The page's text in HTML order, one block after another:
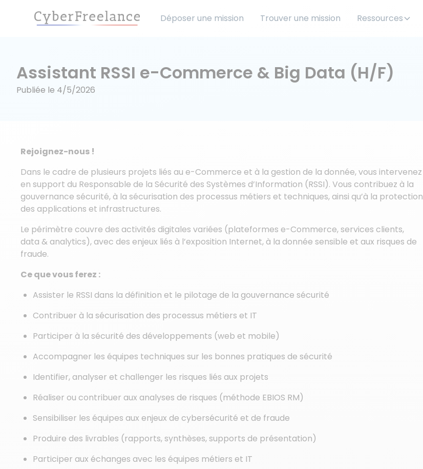
Déposer une mission Trouver une mission Ressources
Assistant RSSI e-Commerce & Big Data (H/F)
Publiée le 4/5/2026
Rejoignez-nous !
Dans le cadre de plusieurs projets liés au e-Commerce et à la gestion de la donnée, vous intervenez
en support du Responsable de la Sécurité des Systèmes d’Information (RSSI). Vous contribuez à la
gouvernance sécurité, à la sécurisation des processus métiers et techniques, ainsi qu’à la protection
des applications et infrastructures.
Le périmètre couvre des activités digitales variées (plateformes e-Commerce, services clients,
data & analytics), avec des enjeux liés à l’exposition Internet, à la donnée sensible et aux risques de
fraude.
Ce que vous ferez :
Assister le RSSI dans la définition et le pilotage de la gouvernance sécurité
Contribuer à la sécurisation des processus métiers et IT
Participer à la sécurité des développements (web et mobile)
Accompagner les équipes techniques sur les bonnes pratiques de sécurité
Identifier, analyser et challenger les risques liés aux projets
Réaliser ou contribuer aux analyses de risques (méthode EBIOS RM)
Sensibiliser les équipes aux enjeux de cybersécurité et de fraude
Produire des livrables (rapports, synthèses, supports de présentation)
Participer aux échanges avec les équipes métiers et IT